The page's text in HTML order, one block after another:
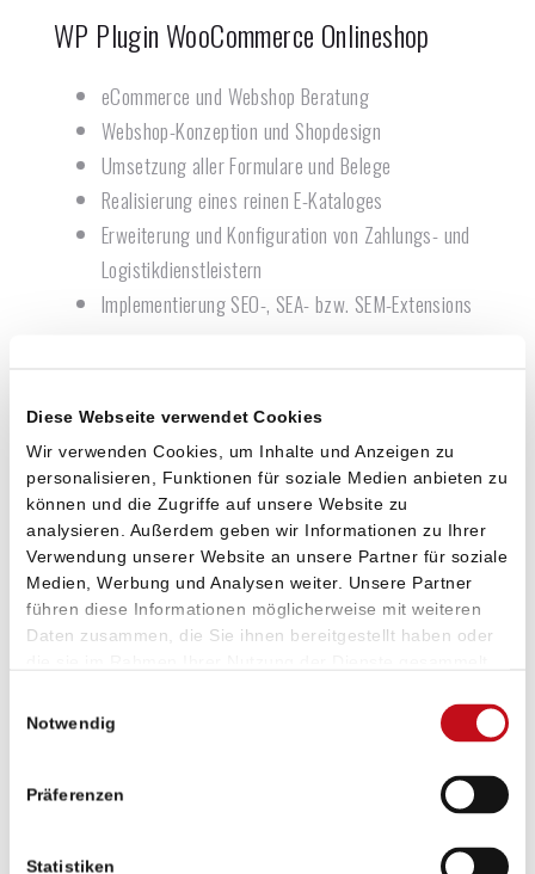
Diese Webseite verwendet Cookies
Wir verwenden Cookies, um Inhalte und Anzeigen zu
personalisieren, Funktionen für soziale Medien anbieten zu
können und die Zugriffe auf unsere Website zu
analysieren. Außerdem geben wir Informationen zu Ihrer
Verwendung unserer Website an unsere Partner für soziale
Medien, Werbung und Analysen weiter. Unsere Partner
führen diese Informationen möglicherweise mit weiteren
Daten zusammen, die Sie ihnen bereitgestellt haben oder
Sie unsere Webseite weiterhin nutzen.
Notwendig
Präferenzen
Statistiken
WP Plugin WooCommerce Onlineshop
eCommerce und Webshop Beratung
Webshop-Konzeption und Shopdesign
Umsetzung aller Formulare und Belege
Realisierung eines reinen E-Kataloges
Erweiterung und Konfiguration von Zahlungs- und
Logistikdienstleistern
Implementierung SEO-, SEA- bzw. SEM-Extensions
Support
Regelmäßige Updates / Plugins & Theme
Behebung von Funktionsstörungen
Validierung und Optimierung
WP Maintenance und Wartungsarbeiten
Monitoring - 24/7 Security
Reporting / monatlicher Bericht
WordPress SEO & Performance
Suchmaschinenoptimierung SEO
Testen und optimieren der Ladezeiten (Page-